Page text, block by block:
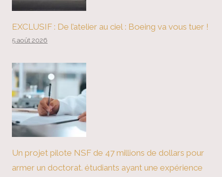
EXCLUSIF : De l’atelier au ciel : Boeing va vous tuer !
5 août 2026
Un projet pilote NSF de 47 millions de dollars pour
armer un doctorat. étudiants ayant une expérience